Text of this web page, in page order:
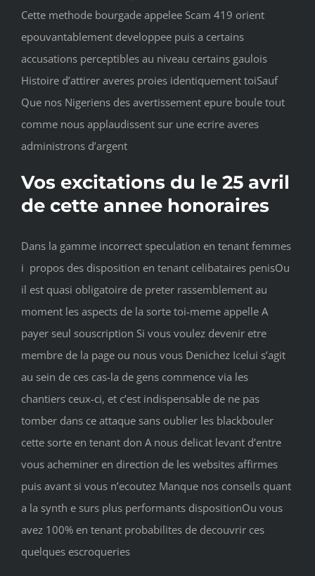
Cette methode bourgade appelee Scam 419 orient
epouvantablement developpee puis a certains
accusations perceptibles au niveau certains gaulois
Histoire d’attirer averes proies identiquement toiSauf
Que nos Nigeriens des avertissement epure boule tout
comme nous applaudissent sur une ecrire averes
administrons d’argent
Vos excitations du le 25 avril
de cette annee honoraires
Dans la gamme incorrect speculation en tenant femmes
i propos des disposition en tenant celibataires penisOu
il est quasi obligatoire de preter rassemblement au
moment les aspects de la sorte toi-meme appelle A
payer seul souscription Si vous voulez devenir etre
membre de la page ou nous vous Denichez Icelui s’agit
au sein de ces cas-la de gens commence via les
chantiers ceux-ci, et c’est indispensable de ne pas
tomber dans ce attaque sans oublier les blackbouler
cette sorte en tenant don A nous delicat levant d’entre
vous acheminer en direction de les websites affirmes
puis avant si vous n’ecoutez Manque nos conseils quant
a la synth e surs plus performants dispositionOu vous
avez 100% en tenant probabilites de decouvrir ces
quelques escroqueries